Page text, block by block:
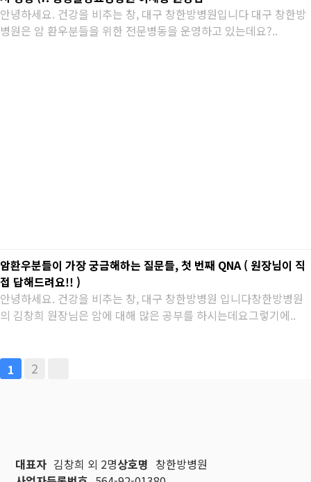
안녕하세요. 건강을 비추는 창, 대구 창한방병원입니다 대구 창한방
병원은 암 환우분들을 위한 전문병동을 운영하고 있는데요?..
암환우분들이 가장 궁금해하는 질문들, 첫 번째 QNA ( 원장님이 직
접 답해드려요!! )
안녕하세요. 건강을 비추는 창, 대구 창한방병원 입니다창한방병원
의 김창희 원장님은 암에 대해 많은 공부를 하시는데요그렇기에..
1 2
대표자 김창희 외 2명상호명 창한방병원